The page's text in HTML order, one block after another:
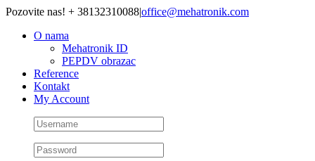
Skip
content
Pozovite nas! + 38132310088|office@mehatronik.com
O nama
Mehatronik ID
PEPDV obrazac
Reference
Kontakt
My Account